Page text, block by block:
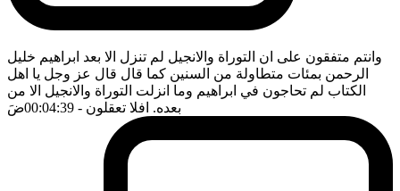
وانتم متفقون على ان التوراة والانجيل لم تنزل الا بعد ابراهيم خليل
الرحمن بمئات متطاولة من السنين كما قال قال عز وجل يا اهل
الكتاب لم تحاجون في ابراهيم وما انزلت التوراة والانجيل الا من
بعده. افلا تعقلون - 00:04:39 ضَ